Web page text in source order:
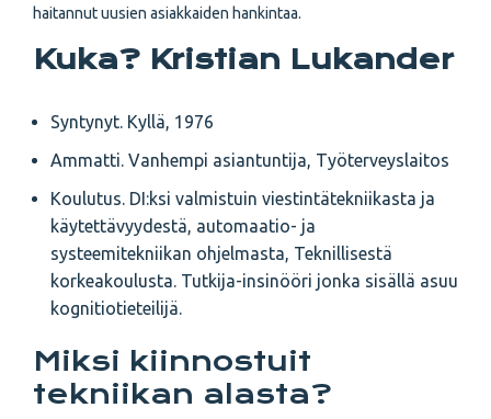
haitannut uusien asiakkaiden hankintaa.
Kuka? Kristian Lukander
Syntynyt. Kyllä, 1976
Ammatti. Vanhempi asiantuntija, Työterveyslaitos
Koulutus. DI:ksi valmistuin viestintätekniikasta ja
käytettävyydestä, automaatio- ja
systeemitekniikan ohjelmasta, Teknillisestä
korkeakoulusta. Tutkija-insinööri jonka sisällä asuu
kognitiotieteilijä.
Miksi kiinnostuit
tekniikan alasta?